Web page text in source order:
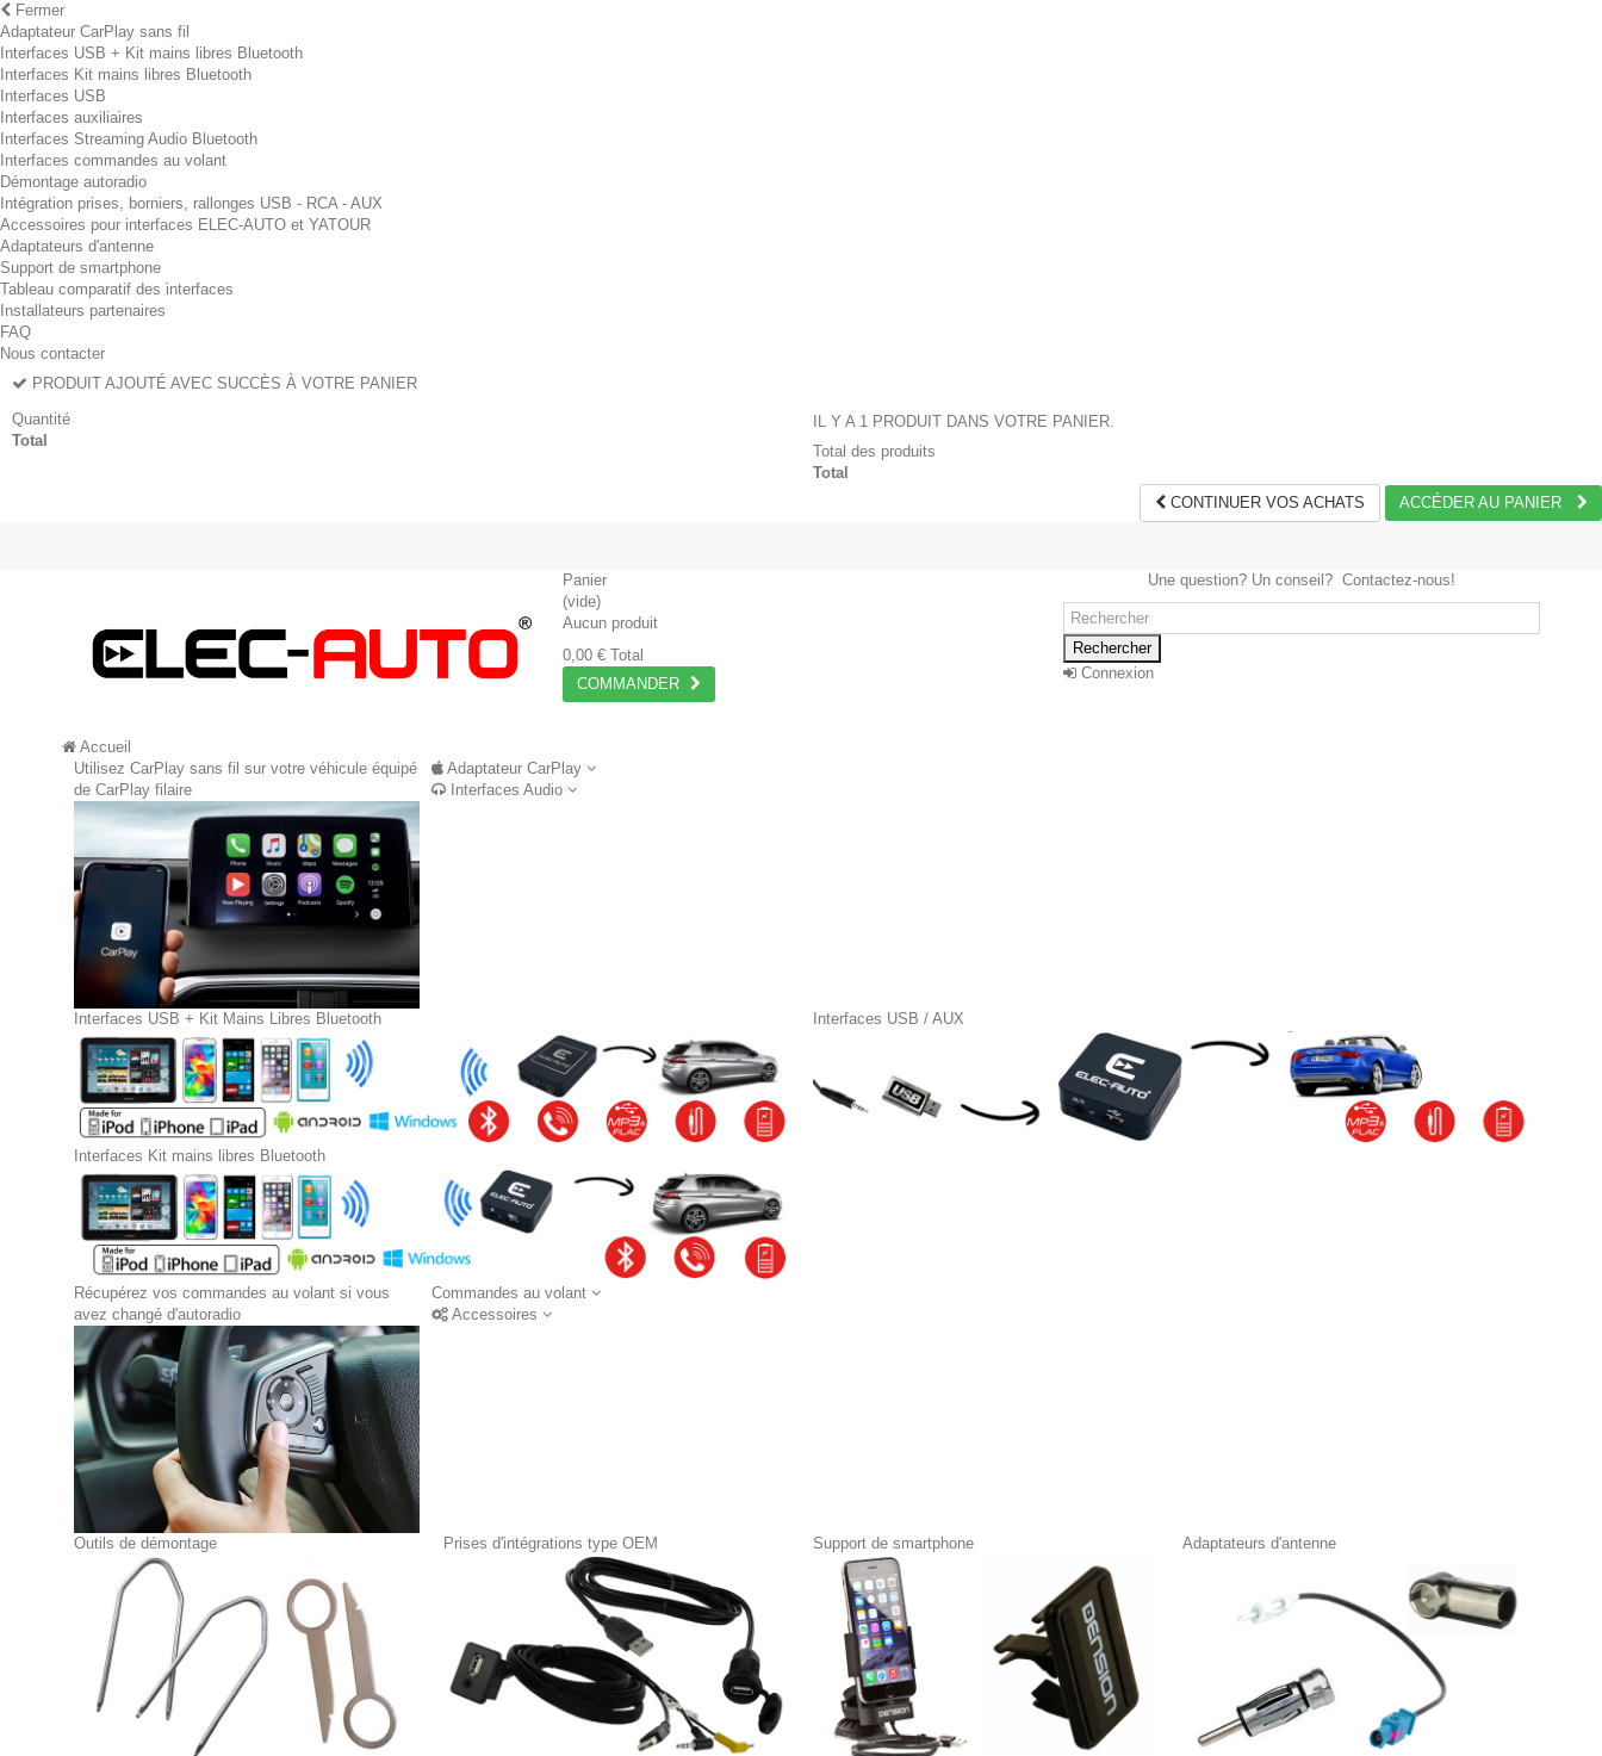
Fermer
Adaptateur CarPlay sans fil
Interfaces USB + Kit mains libres Bluetooth
Interfaces Kit mains libres Bluetooth
Interfaces USB
Interfaces auxiliaires
Interfaces Streaming Audio Bluetooth
Interfaces commandes au volant
Démontage autoradio
Intégration prises, borniers, rallonges USB - RCA - AUX
Accessoires pour interfaces ELEC-AUTO et YATOUR
Adaptateurs d'antenne
Support de smartphone
Tableau comparatif des interfaces
Installateurs partenaires
FAQ
Nous contacter
PRODUIT AJOUTÉ AVEC SUCCÈS À VOTRE PANIER
Quantité
Total
IL Y A 1 PRODUIT DANS VOTRE PANIER.
Total des produits
Total
CONTINUER VOS ACHATS
ACCÉDER AU PANIER
Panier
(vide)
Aucun produit
0,00 € Total
COMMANDER
Une question? Un conseil? Contactez-nous!
Rechercher
Connexion
Accueil
Adaptateur CarPlay
Utilisez CarPlay sans fil sur votre véhicule équipé
de CarPlay filaire
Interfaces Audio
Interfaces USB + Kit Mains Libres Bluetooth Interfaces USB / AUX
Interfaces Kit mains libres Bluetooth
Commandes au volant
Récupérez vos commandes au volant si vous
avez changé d'autoradio
Accessoires
Outils de démontage Prises d'intégrations type OEM Support de smartphone Adaptateurs d'antenne